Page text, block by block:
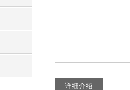
详细介绍